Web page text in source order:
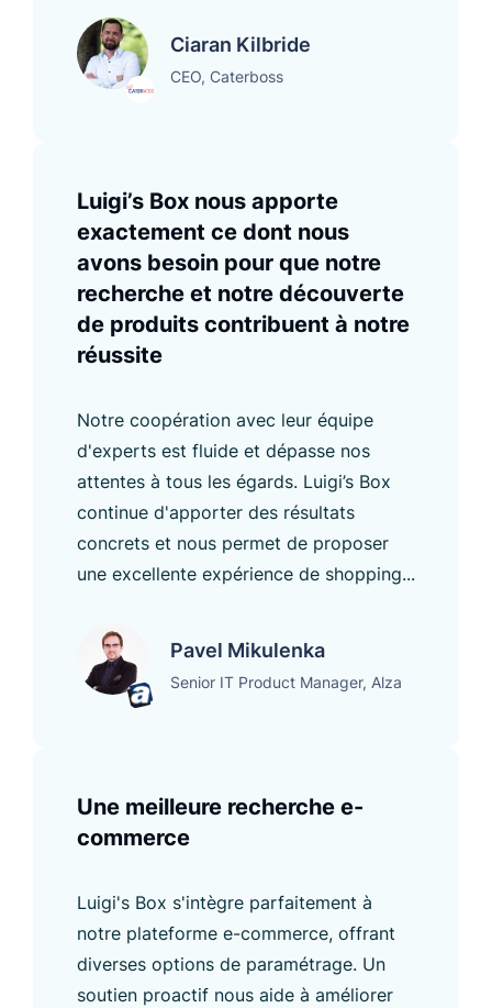
Ciaran Kilbride
CEO, Caterboss
Luigi’s Box nous apporte
exactement ce dont nous
avons besoin pour que notre
recherche et notre découverte
de produits contribuent à notre
réussite
Notre coopération avec leur équipe
d'experts est fluide et dépasse nos
attentes à tous les égards. Luigi’s Box
continue d'apporter des résultats
concrets et nous permet de proposer
une excellente expérience de shopping...
Pavel Mikulenka
Senior IT Product Manager, Alza
Une meilleure recherche e-
commerce
Luigi's Box s'intègre parfaitement à
notre plateforme e-commerce, offrant
diverses options de paramétrage. Un
soutien proactif nous aide à améliorer